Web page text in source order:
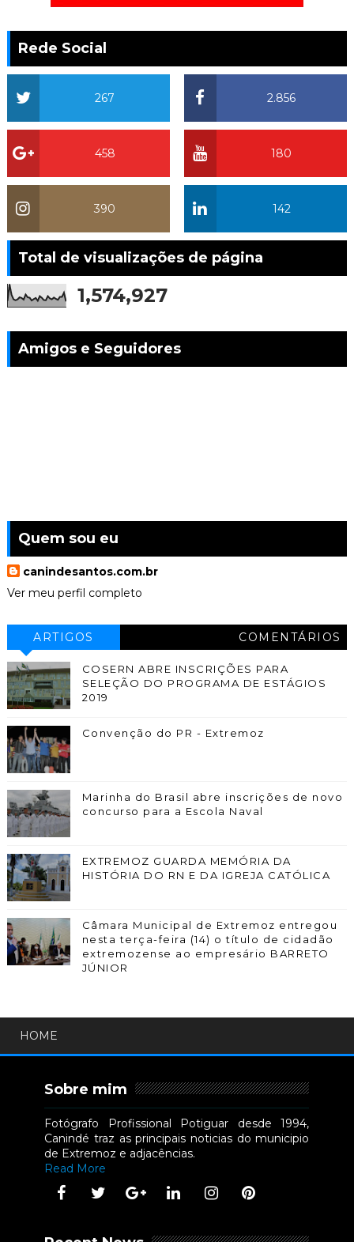
Rede Social
2.856
267
180
458
142
390
Total de visualizações de página
1,574,927
Amigos e Seguidores
Quem sou eu
canindesantos.com.br
Ver meu perfil completo
ARTIGOS COMENTÁRIOS
COSERN ABRE INSCRIÇÕES PARA
SELEÇÃO DO PROGRAMA DE ESTÁGIOS
2019
Convenção do PR - Extremoz
Marinha do Brasil abre inscrições de novo
concurso para a Escola Naval
EXTREMOZ GUARDA MEMÓRIA DA
HISTÓRIA DO RN E DA IGREJA CATÓLICA
Câmara Municipal de Extremoz entregou
nesta terça-feira (14) o título de cidadão
extremozense ao empresário BARRETO
JÚNIOR
HOME
Sobre mim
Fotógrafo Profissional Potiguar desde 1994,
Canindé traz as principais noticias do municipio
de Extremoz e adjacências.
Read More